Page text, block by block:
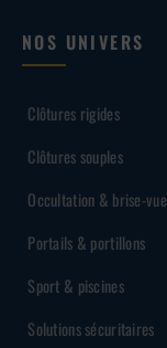
NOS UNIVERS
Clôtures rigides
Clôtures souples
Occultation & brise-vue
Portails & portillons
Sport & piscines
Solutions sécuritaires